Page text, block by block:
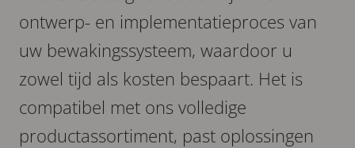
ontwerp- en implementatieproces van
uw bewakingssysteem, waardoor u
zowel tijd als kosten bespaart. Het is
compatibel met ons volledige
productassortiment, past oplossingen